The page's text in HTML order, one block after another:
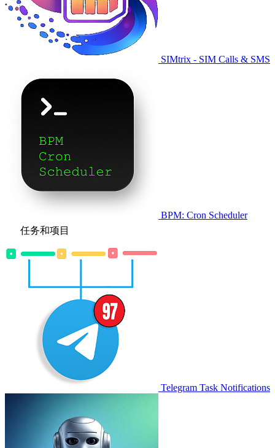
SIMtrix - SIM Calls & SMS
BPM: Cron Scheduler
任务和项目
Telegram Task Notifications